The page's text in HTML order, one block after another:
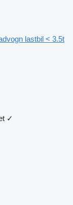
lastbil < 3.5t
✓